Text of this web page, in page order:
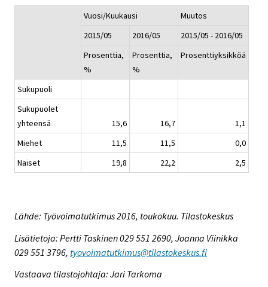
Vuosi/Kuukausi
Muutos
2015/05
2016/05
2015/05 - 2016/05
Prosenttia,
%
Prosenttia,
%
Prosenttiyksikköä
Sukupuoli
Sukupuolet
yhteensä
15,6 16,7
1,1
Miehet
11,5 11,5
0,0
Naiset
19,8 22,2 2,5
Lähde: Työvoimatutkimus 2016, toukokuu. Tilastokeskus
Lisätietoja: Pertti Taskinen 029 551 2690, Joanna Viinikka
029 551 3796, tyovoimatutkimus@tilastokeskus.fi
Vastaava tilastojohtaja: Jari Tarkoma